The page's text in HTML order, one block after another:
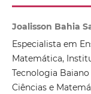
Joalisson Bahia
Especialista em
Matemática,
Tecnologia
Ciências e